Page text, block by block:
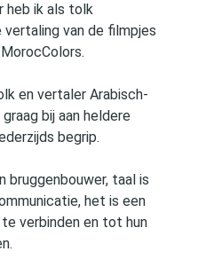
heb ik als tolk
van de filmpjes
en vertaler Arabisch-
bij aan heldere
begrip.
bruggenbouwer, taal is
het is een
verbinden en tot hun